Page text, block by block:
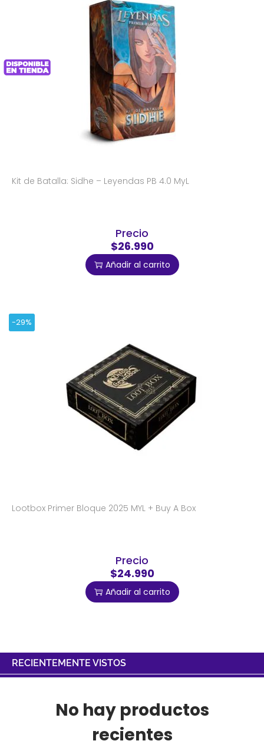
Kit de Batalla: Sidhe – Leyendas PB 4.0 MyL
Precio
$26.990
Añadir al carrito
-29%
Lootbox Primer Bloque 2025 MYL + Buy A Box
Precio
$24.990
Añadir al carrito
RECIENTEMENTE VISTOS
No hay productos
recientes